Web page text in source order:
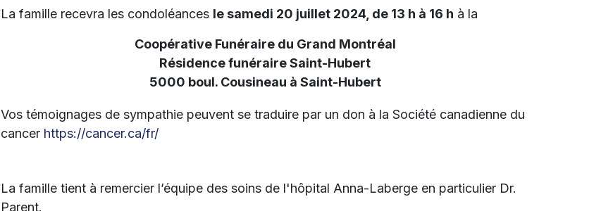
La famille recevra les condoléances le samedi 20 juillet 2024, de 13 h à 16 h à la
Coopérative Funéraire du Grand Montréal
Résidence funéraire Saint-Hubert
5000 boul. Cousineau à Saint-Hubert
Vos témoignages de sympathie peuvent se traduire par un don à la Société canadienne du
cancer https://cancer.ca/fr/
La famille tient à remercier l’équipe des soins de l'hôpital Anna-Laberge en particulier Dr.
Parent.